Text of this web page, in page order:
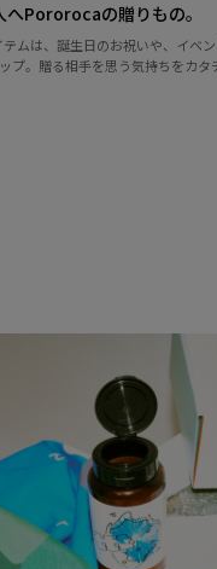
へPororocaの贈りもの。
ムは、誕生日のお祝いや、イベ
プ。贈る相手を思う気持ちをカタ
心に寄り添うスキンケアギフトを